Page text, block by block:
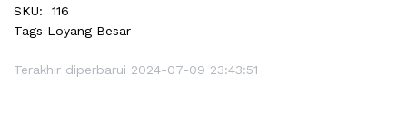
SKU:
116
Tags Loyang Besar
Terakhir diperbarui 2024-07-09 23:43:51